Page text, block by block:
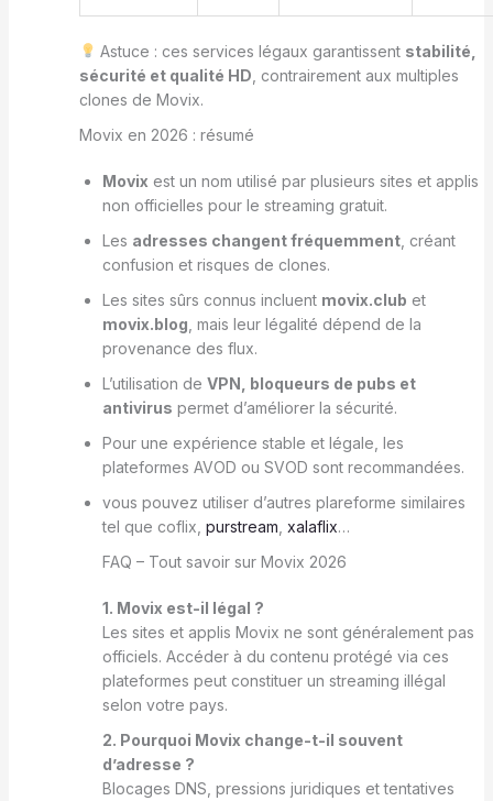
Astuce : ces services légaux garantissent stabilité,
sécurité et qualité HD , contrairement aux multiples
clones de Movix.
Movix en 2026 : résumé
Movix est un nom utilisé par plusieurs sites et applis
non officielles pour le streaming gratuit.
Les adresses changent fréquemment, créant
confusion et risques de clones.
Les sites sûrs connus incluent movix.club et
movix.blog , mais leur légalité dépend de la
provenance des flux.
L’utilisation de VPN, bloqueurs de pubs et
antivirus permet d’améliorer la sécurité.
Pour une expérience stable et légale, les
plateformes AVOD ou SVOD sont recommandées.
vous pouvez utiliser d’autres plareforme similaires
tel que coflix, purstream xalaflix…
FAQ – Tout savoir sur Movix 2026
1. Movix est-il légal ?
Les sites et applis Movix ne sont généralement pas
officiels. Accéder à du contenu protégé via ces
plateformes peut constituer un streaming illégal
selon votre pays.
2. Pourquoi Movix change-t-il souvent
d’adresse ?
Blocages DNS, pressions juridiques et tentatives